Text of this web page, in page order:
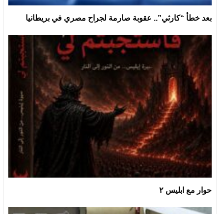
بعد خطأ “كارثي”.. عقوبة صارمة لجراح مصري في بريطانيا
حوار مع ابليس ٢